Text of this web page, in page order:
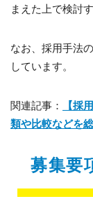
まえた上で検討
なお、採用手法
しています。
関連記事：
【採
類や比較などを
募集要